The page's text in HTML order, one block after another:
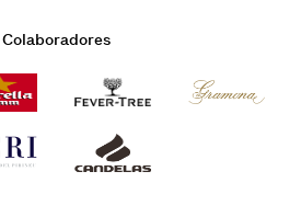
Colaboradores